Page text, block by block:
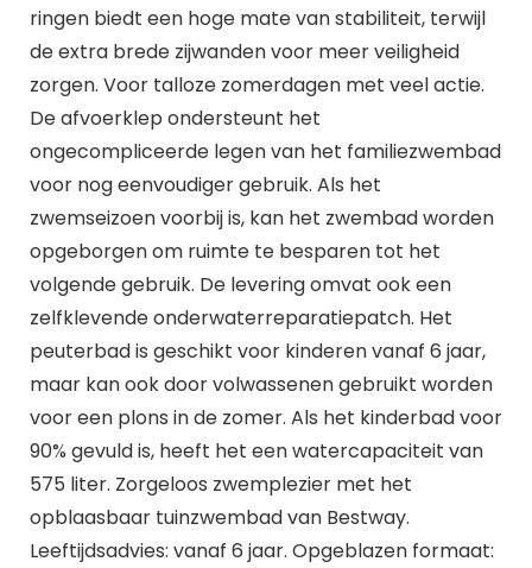
ringen biedt een hoge mate van stabiliteit, terwijl
de extra brede zijwanden voor meer veiligheid
zorgen. Voor talloze zomerdagen met veel actie.
De afvoerklep ondersteunt het
ongecompliceerde legen van het familiezwembad
voor nog eenvoudiger gebruik. Als het
zwemseizoen voorbij is, kan het zwembad worden
opgeborgen om ruimte te besparen tot het
volgende gebruik. De levering omvat ook een
zelfklevende onderwaterreparatiepatch. Het
peuterbad is geschikt voor kinderen vanaf 6 jaar,
maar kan ook door volwassenen gebruikt worden
voor een plons in de zomer. Als het kinderbad voor
90% gevuld is, heeft het een watercapaciteit van
575 liter. Zorgeloos zwemplezier met het
opblaasbaar tuinzwembad van Bestway.
Leeftijdsadvies: vanaf 6 jaar. Opgeblazen formaat: